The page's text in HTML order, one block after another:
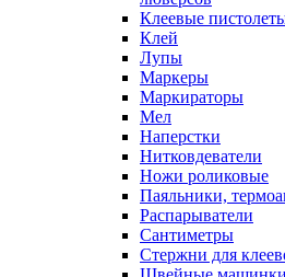
Клеевые
Клей
Лупы
Маркеры
Маркираторы
Мел
Наперстки
Нитковдеватели
Ножи роликовые
Паяльники,
Распарыватели
Сантиметры
Стержни для